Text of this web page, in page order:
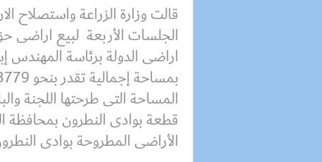
قالت وزارة الزراعة واستصلاح
الجلسات الأربعة لبيع
قطعة بوادى النطرون بمحافظة
الأراضى المطروحة بوادى